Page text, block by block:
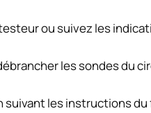
ou suivez les
les sondes du
suivant les instructions